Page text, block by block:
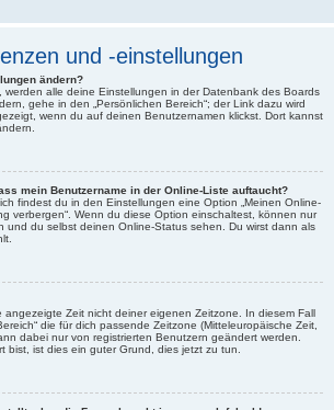
und -einstellungen
ändern?
werden alle deine Einstellungen in der Datenbank des Boards
gehe in den „Persönlichen Bereich“; der Link dazu wird
wenn du auf deinen Benutzernamen klickst. Dort kannst
mein Benutzername in der Online-Liste auftaucht?
findest du in den Einstellungen eine Option „Meinen Online-
verbergen“. Wenn du diese Option einschaltest, können nur
und du selbst deinen Online-Status sehen. Du wirst dann als
angezeigte Zeit nicht deiner eigenen Zeitzone. In diesem Fall
die für dich passende Zeitzone (Mitteleuropäische Zeit,
dabei nur von registrierten Benutzern geändert werden.
bist, ist dies ein guter Grund, dies jetzt zu tun.